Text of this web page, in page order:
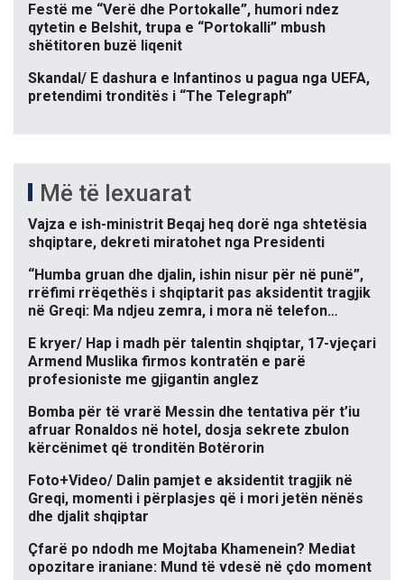
Festë me “Verë dhe Portokalle”, humori ndez
qytetin e Belshit, trupa e “Portokalli” mbush
shëtitoren buzë liqenit
Skandal/ E dashura e Infantinos u pagua nga UEFA,
pretendimi tronditës i “The Telegraph”
Më të lexuarat
Vajza e ish-ministrit Beqaj heq dorë nga shtetësia
shqiptare, dekreti miratohet nga Presidenti
“Humba gruan dhe djalin, ishin nisur për në punë”,
rrëfimi rrëqethës i shqiptarit pas aksidentit tragjik
në Greqi: Ma ndjeu zemra, i mora në telefon…
E kryer/ Hap i madh për talentin shqiptar, 17-vjeçari
Armend Muslika firmos kontratën e parë
profesioniste me gjigantin anglez
Bomba për të vrarë Messin dhe tentativa për t’iu
afruar Ronaldos në hotel, dosja sekrete zbulon
kërcënimet që tronditën Botërorin
Foto+Video/ Dalin pamjet e aksidentit tragjik në
Greqi, momenti i përplasjes që i mori jetën nënës
dhe djalit shqiptar
Çfarë po ndodh me Mojtaba Khamenein? Mediat
opozitare iraniane: Mund të vdesë në çdo moment